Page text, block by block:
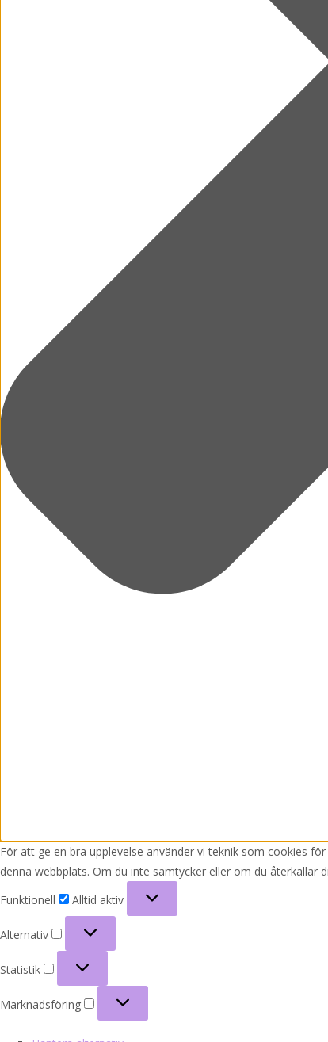
För att ge en bra upplevelse använder vi teknik som cookies
denna webbplats. Om du inte samtycker eller om du
Funktionell
Alltid aktiv
Alternativ
Alternativ
Statistik
Statistik
Marknadsföring
Marknadsföring